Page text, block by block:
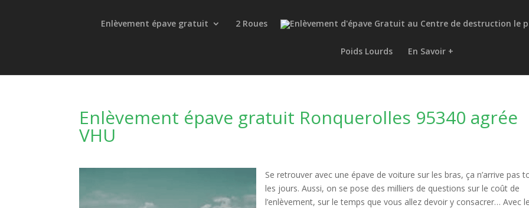
Enlèvement épave gratuit 2 Roues
Poids Lourds En Savoir +
Enlèvement épave gratuit Ronquerolles 95340 agrée
VHU
Se retrouver avec une épave de voiture sur les bras, ça n’arrive pas
les jours. Aussi, on se pose des milliers de questions sur le coût de
l’enlèvement, sur le temps que vous allez devoir y consacrer… Avec